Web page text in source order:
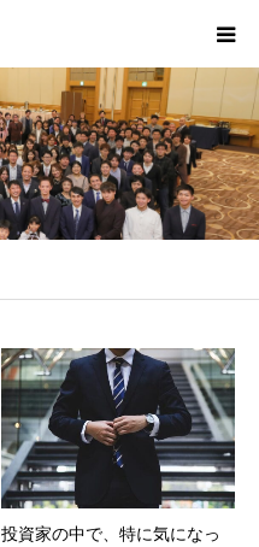
投資家の中で、特に気になっ